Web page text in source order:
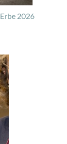
2026